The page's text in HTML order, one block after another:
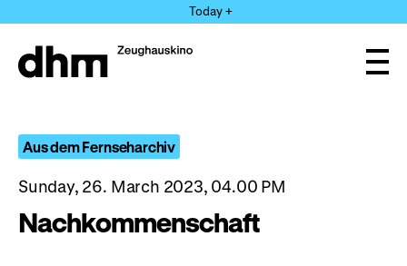
directly
the
Today +
Aus dem Fernseharchiv
Sunday, 26. March 2023, 04.00 PM
Nachkommenschaft